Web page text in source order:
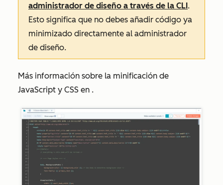
administrador de diseño a través de la CLI .
Esto significa que no debes añadir código ya
minimizado directamente al administrador
de diseño.
Más información sobre la minificación de
JavaScript y CSS en .